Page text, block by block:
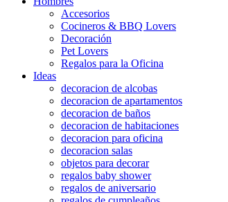
Accesorios
Cocineros & BBQ Lovers
Decoración
Pet Lovers
Regalos para la Oficina
Ideas
decoracion de alcobas
decoracion de apartamentos
decoracion de baños
decoracion de habitaciones
decoracion para oficina
decoracion salas
objetos para decorar
regalos baby shower
regalos de aniversario